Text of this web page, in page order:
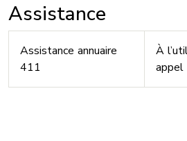
Assistance
Assistance annuaire
411
À
appel